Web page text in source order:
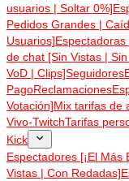
usuarios | Soltar 0%]
Pedidos Grandes |
Usuarios]
de chat [Sin Vistas |
VoD | Clips]Seguidores
PagoReclamaciones
Votación]Mix tarifas de
Vivo-TwitchTarifas
Kick
Espectadores [¡El
Vistas | Con Redadas]